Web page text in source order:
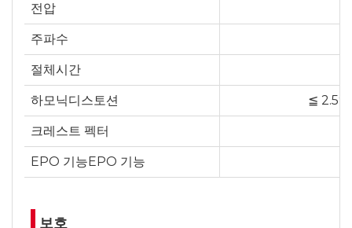
전압
주파수
절체시간
하모닉디스토션 ≦
크레스트 펙터
EPO 기능EPO 기능
보호